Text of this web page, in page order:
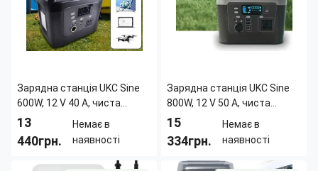
Зарядна станція UKC Sine
600W, 12 V 40 A, чиста
синусоїда, 2 USB, 2 Type-C,
зарядка
13
440грн.
Немає в
наявності
Длина:300 мм
Зарядна станція UKC Sine
800W, 12 V 50 A, чиста
синусоїда, 2 USB, 2 Type-C,
зарядка
15
334грн.
Немає в
наявності
Длина:300 мм